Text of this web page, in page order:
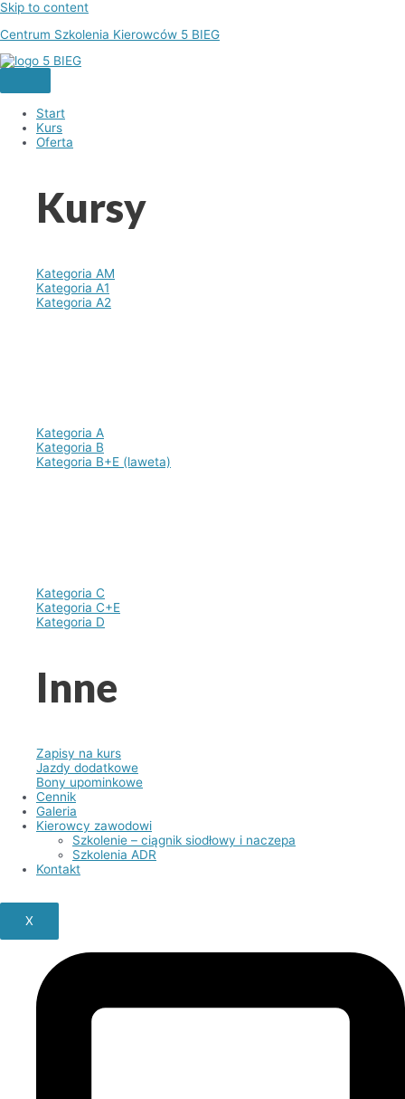
Skip to content
Centrum Szkolenia Kierowców 5 BIEG
Start
Kurs
Oferta
Kursy
Kategoria AM
Kategoria A1
Kategoria A2
Kategoria A
Kategoria B
Kategoria B+E (laweta)
Kategoria C
Kategoria C+E
Kategoria D
Inne
Zapisy na kurs
Jazdy dodatkowe
Bony upominkowe
Cennik
Galeria
Kierowcy zawodowi
Szkolenie – ciągnik siodłowy i naczepa
Szkolenia ADR
Kontakt
X